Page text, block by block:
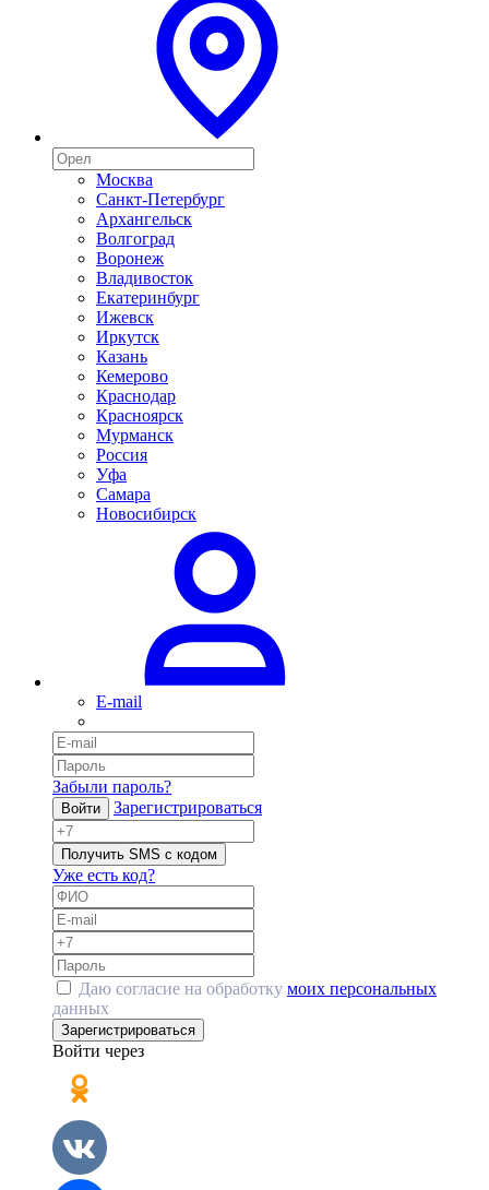
Москва
Санкт-Петербург
Архангельск
Волгоград
Воронеж
Владивосток
Екатеринбург
Ижевск
Иркутск
Казань
Кемерово
Краснодар
Красноярск
Мурманск
Россия
Уфа
Самара
Новосибирск
E-mail
Забыли пароль?
Войти Зарегистрироваться
Получить SMS с кодом
Уже есть код?
Даю согласие на обработку моих персональных
данных
Зарегистрироваться
Войти через